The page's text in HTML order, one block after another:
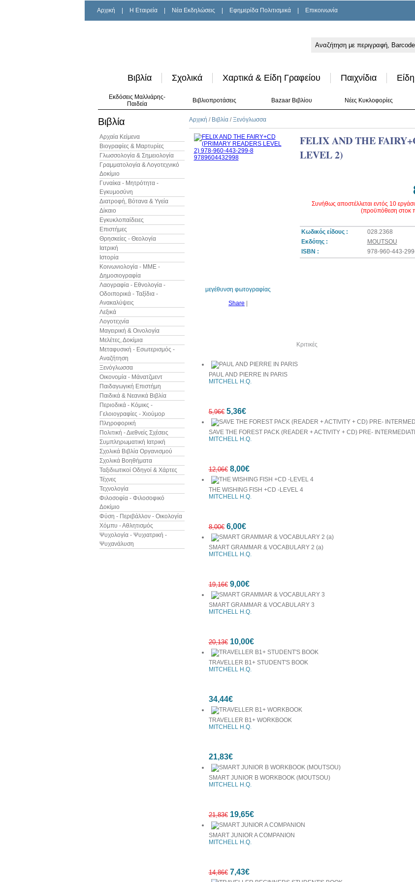
Αρχική H Εταιρεία Νέα Εκδηλώσεις Εφημερίδα Πολιτισμικά Επικοινωνία
Βιβλία Σχολικά Χαρτικά & Είδη Γραφείου Παιχνίδια
Εκδόσεις Μαλλιάρης-
Παιδεία
Βιβλιοπροτάσεις Bazaar Βιβλίου Νέες Κυκλοφορίες
Βιβλία
Αρχαία Κείμενα
Βιογραφίες & Μαρτυρίες
Γλωσσολογία & Σημειολογία
Γραμματολογία & Λογοτεχνικό
Δοκίμιο
Γυναίκα - Μητρότητα -
Εγκυμοσύνη
Διατροφή, Βότανα & Υγεία
Δίκαιο
Εγκυκλοπαίδειες
Επιστήμες
Θρησκείες - Θεολογία
Ιατρική
Ιστορία
Κοινωνιολογία - ΜΜΕ -
Δημοσιογραφία
Λαογραφία - Εθνολογία -
Οδοιπορικά - Ταξίδια -
Ανακαλύψεις
Λεξικά
Λογοτεχνία
Μαγειρική & Οινολογία
Μελέτες, Δοκίμια
Μεταφυσική - Εσωτερισμός -
Αναζήτηση
Ξενόγλωσσα
Οικονομία - Μάνατζμεντ
Παιδαγωγική Επιστήμη
Παιδικά & Νεανικά Βιβλία
Περιοδικά - Κόμικς -
Γελοιογραφίες - Χιούμορ
Πληροφορική
Πολιτική - Διεθνείς Σχέσεις
Συμπληρωματική Ιατρική
Σχολικά Βιβλία Οργανισμού
Σχολικά Βοηθήματα
Ταξιδιωτικοί Οδηγοί & Χάρτες
Τέχνες
Τεχνολογία
Φιλοσοφία - Φιλοσοφικό
Δοκίμιο
Φύση - Περιβάλλον - Οικολογία
Χόμπυ - Αθλητισμός
Ψυχολογία - Ψυχιατρική -
Ψυχανάλυση
Αρχική / Βιβλία /Ξενόγλωσσα
μεγέθυνση φωτογραφίας
Share
FELIX AND THE
LEVEL 2)
Συνήθως αποστέλλεται εντός 10
(προϋπόθεση στοκ
Κωδικός είδους : 028.2368
Εκδότης :
MOUTSOU
ISBN :
978-960-443-
Κριτικές
PAUL AND PIERRE IN PARIS
MITCHELL H.Q.
5,96€ 5,36€
SAVE THE FOREST PACK (READER + ACTIVITY + CD) PRE-
MITCHELL H.Q.
12,06€ 8,00€
THE WISHING FISH +CD -LEVEL 4
MITCHELL H.Q.
8,00€ 6,00€
SMART GRAMMAR & VOCABULARY 2 (a)
MITCHELL H.Q.
19,16€ 9,00€
SMART GRAMMAR & VOCABULARY 3
MITCHELL H.Q.
20,13€ 10,00€
TRAVELLER B1+ STUDENT'S BOOK
MITCHELL H.Q.
34,44€
TRAVELLER B1+ WORKBOOK
MITCHELL H.Q.
21,83€
SMART JUNIOR Β WORKBOOK (MOUTSOU)
MITCHELL H.Q.
21,83€ 19,65€
SMART JUNIOR A COMPANION
MITCHELL H.Q.
14,86€ 7,43€